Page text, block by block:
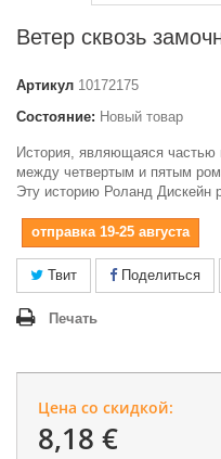
Ветер сквозь
Артикул 10172175
Состояние: Новый товар
История, являющаяся частью
между четвертым и пятым
Эту историю Роланд Дискейн
отправка 19-25 августа
Твит Поделиться
Печать
Цена со скидкой:
8,18 €